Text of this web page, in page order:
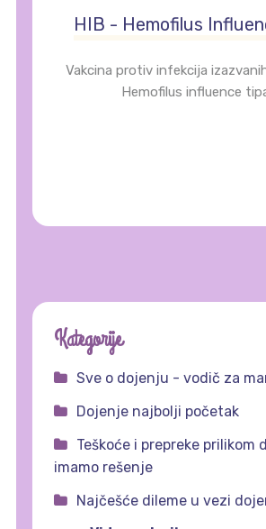
HIB - Hemofilus
Vakcina protiv infekcija
Hemofilus influence
Kategorije
Sve o dojenju - vodič za
Dojenje najbolji početak
Teškoće i prepreke prilikom
imamo rešenje
Najčešće dileme u vezi